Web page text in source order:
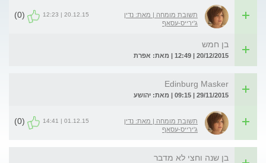
תשובת מומחה | מאת: נדין
ג'ירייס-עסאף
20.12.15 | 12:23
(0)
בן חמש
20/12/2015 | 12:49 | מאת: אפרת
Edinburg Masker
29/11/2015 | 09:15 | מאת: יהושע
תשובת מומחה | מאת: נדין
ג'ירייס-עסאף
01.12.15 | 14:41
(0)
בן שנה וחצי לא מדבר